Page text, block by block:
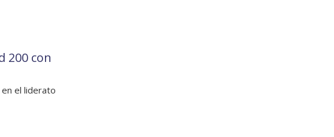
200 con
el liderato